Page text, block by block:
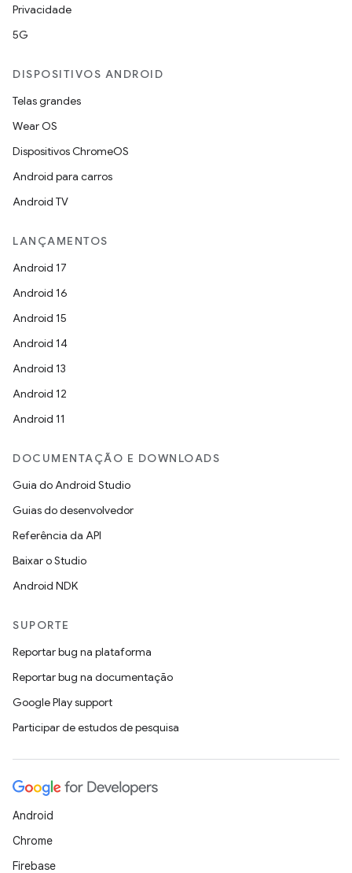
Privacidade
5G
DISPOSITIVOS ANDROID
Telas grandes
Wear OS
Dispositivos ChromeOS
Android para carros
Android TV
LANÇAMENTOS
Android 17
Android 16
Android 15
Android 14
Android 13
Android 12
Android 11
DOCUMENTAÇÃO E DOWNLOADS
Guia do Android Studio
Guias do desenvolvedor
Referência da API
Baixar o Studio
Android NDK
SUPORTE
Reportar bug na plataforma
Reportar bug na documentação
Google Play support
Participar de estudos de pesquisa
Android
Chrome
Firebase